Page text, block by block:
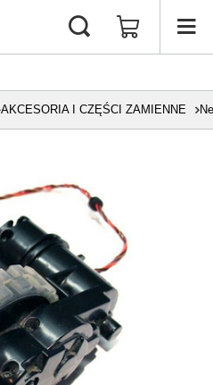
AKCESORIA I CZĘŚCI ZAMIENNE